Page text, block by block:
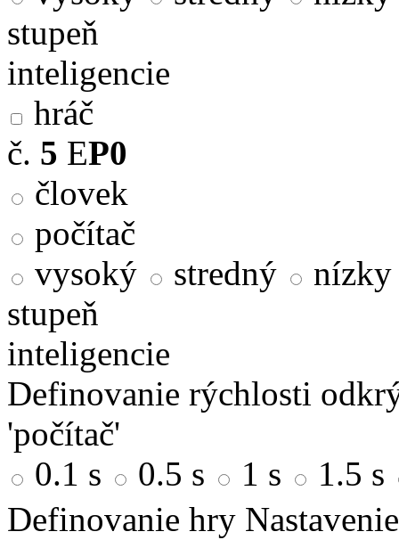
stupeň
inteligencie
hráč
č. 5 EP0
človek
počítač
vysoký
stredný
nízky
stupeň
inteligencie
Definovanie rýchlosti
'počítač'
0.1 s
0.5 s 1 s
1.5 s
Definovanie hry